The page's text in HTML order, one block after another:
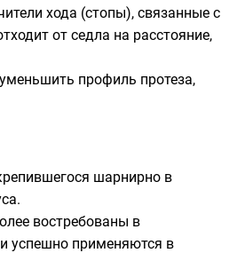
хода (стопы), связанные с
от седла на расстояние,
профиль протеза,
шарнирно в
востребованы в
успешно применяются в